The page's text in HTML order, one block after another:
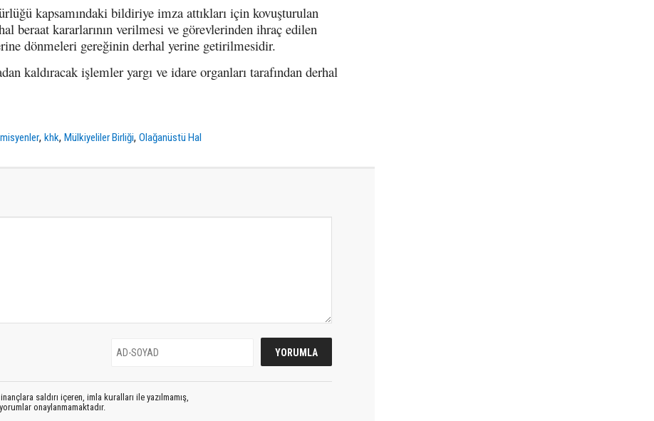
kapsamındaki bildiriye imza attıkları için kovuşturulan
beraat kararlarının verilmesi ve görevlerinden ihraç edilen
dönmeleri gereğinin derhal yerine getirilmesidir.
kaldıracak işlemler yargı ve idare organları tarafından derhal
,khk,Mülkiyeliler Birliği,Olağanüstü Hal
saldırı içeren, imla kuralları ile yazılmamış,
onaylanmamaktadır.